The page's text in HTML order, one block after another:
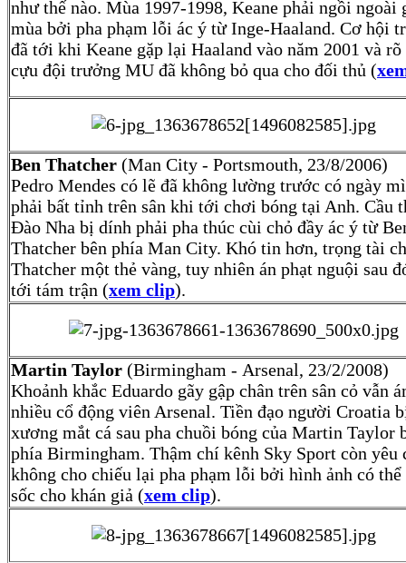
như thế nào. Mùa 1997-1998, Keane phải ngồi ngoài
mùa bởi pha phạm lỗi ác ý từ Inge-Haaland. Cơ hội
đã tới khi Keane gặp lại Haaland vào năm 2001 và rõ
cựu đội trưởng MU đã không bỏ qua cho đối thủ (
Ben Thatcher (Man City - Portsmouth, 23/8/2006)
Pedro Mendes có lẽ đã không lường trước có ngày
phải bất tỉnh trên sân khi tới chơi bóng tại Anh. Cầu
Đào Nha bị dính phải pha thúc cùi chỏ đầy ác ý từ
Thatcher bên phía Man City. Khó tin hơn, trọng tài
Thatcher một thẻ vàng, tuy nhiên án phạt nguội sau
tới tám trận (xem clip).
Martin Taylor (Birmingham - Arsenal, 23/2/2008)
Khoảnh khắc Eduardo gãy gập chân trên sân cỏ vẫn
nhiều cổ động viên Arsenal. Tiền đạo người Croatia
xương mắt cá sau pha chuồi bóng của Martin Taylor
phía Birmingham. Thậm chí kênh Sky Sport còn yêu
không cho chiếu lại pha phạm lỗi bởi hình ảnh có thể
sốc cho khán giả (xem clip).